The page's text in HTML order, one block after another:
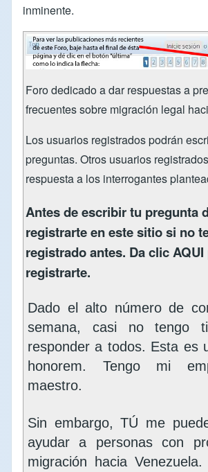
inminente.
Foro dedicado a dar respuestas a
frecuentes sobre migración legal
Los usuarios registrados podrán
preguntas. Otros usuarios
respuesta a los interrogantes
Antes de escribir tu pregunta
registrarte en este sitio si no
registrado antes. Da clicAQUI
registrarte.
Dado el alto número de
semana, casi no tengo
responder a todos. Esta es
honorem. Tengo mi
maestro.
Sin embargo, TÚ me
ayudar a personas con
migración hacia